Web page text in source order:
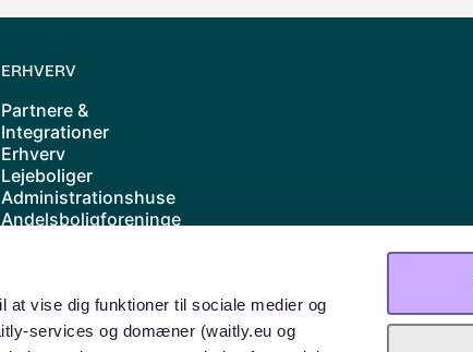
at vise dig funktioner til sociale medier og
services og domæner (waitly.eu og
ERHVERV
Partnere &
Integrationer
Erhverv
Lejeboliger
Administrationshuse
Andelsboligforeninge
Priser
Waitly samarbejder